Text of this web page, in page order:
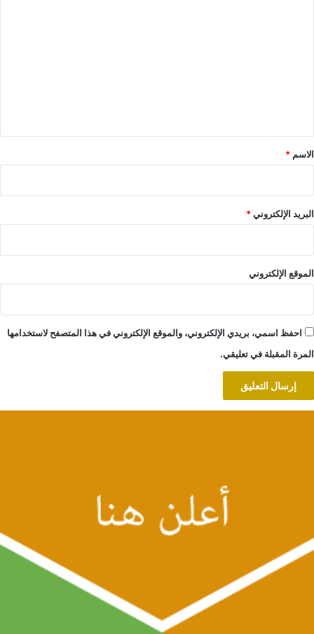
*
الاسم *
البريد الإلكتروني*
الموقع الإلكتروني
احفظ اسمي، بريدي الإلكتروني، والموقع الإلكتروني في هذا المتصفح لاستخدامها
المرة المقبلة في تعليقي.